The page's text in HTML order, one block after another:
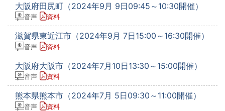
大阪府田尻町（2024年9月 9日09:45～10:30開催）
音声 資料
滋賀県東近江市（2024年9月 7日15:00～16:30開催）
音声 資料
大阪府大阪市（2024年7月10日13:30～15:00開催）
音声 資料
熊本県熊本市（2024年7月 5日09:30～11:00開催）
音声 資料